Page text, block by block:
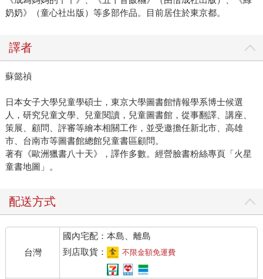
奶奶》（童心社出版）等多部作品。目前居住於東京都。
譯者
蘇懿禎
日本女子大學兒童學碩士，東京大學圖書館情報學系博士候選
人，研究兒童文學、兒童閱讀，兒童圖書館，從事翻譯、講座、
策展、顧問、評審等繪本相關工作，並受邀擔任新北市、高雄
市、台南市等圖書館總館兒童書區顧問。
著有《歐洲獵書八十天》，譯作多數。經營臉書粉絲專頁「火星
童書地圖」。
配送方式
台灣
國內宅配：本島、離島
到店取貨：
不限金額免運費